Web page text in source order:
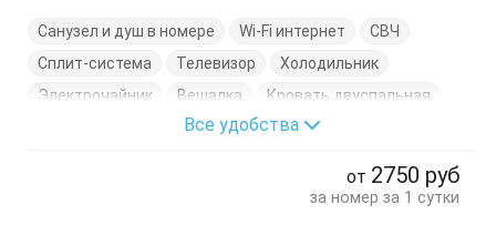
Санузел и душ в номере Wi-Fi интернет
СВЧ
Сплит-система
Телевизор
Холодильник
Электрочайник
Вешалка
Кровать двуспальная
Обеденный стол
Все удобства
от 2750 руб
за номер за 1 сутки